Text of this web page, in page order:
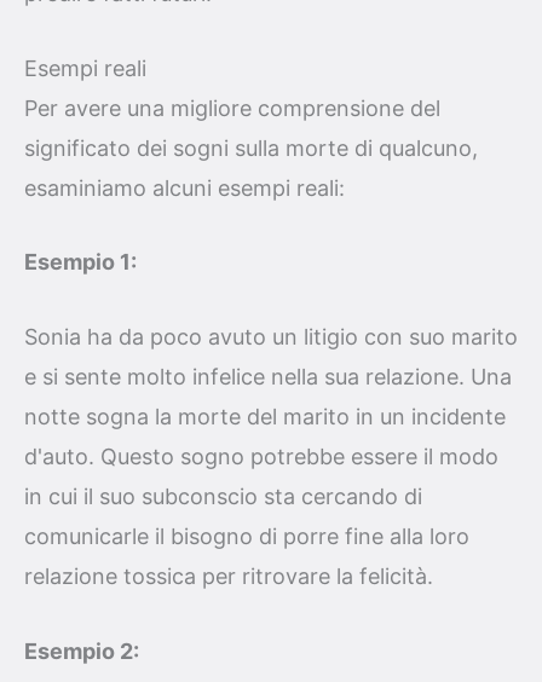
Esempi reali
Per avere una migliore comprensione del
significato dei sogni sulla morte di qualcuno,
esaminiamo alcuni esempi reali:
Esempio 1:
Sonia ha da poco avuto un litigio con suo marito
e si sente molto infelice nella sua relazione. Una
notte sogna la morte del marito in un incidente
d'auto. Questo sogno potrebbe essere il modo
in cui il suo subconscio sta cercando di
comunicarle il bisogno di porre fine alla loro
relazione tossica per ritrovare la felicità.
Esempio 2: